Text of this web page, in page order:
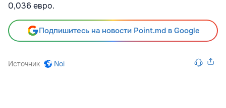
0,036 евро.
Подпишитесь на новости Point.md в Google
Источник Noi